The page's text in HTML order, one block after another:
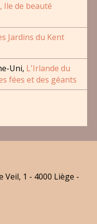
Ile de beauté
Jardins du Kent
Uni, L'Irlande du
fées et des géants
Veil, 1 - 4000 Liège -